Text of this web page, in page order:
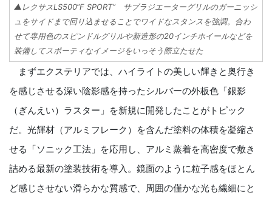
▲レクサスLS500“F SPORT” サブラジエーターグリルのガーニッシ
ュをサイドまで回り込ませることでワイドなスタンスを強調。合わ
せて専用色のスピンドルグリルや新造形の20インチホイールなどを
装備してスポーティなイメージをいっそう際立たせた
まずエクステリアでは、ハイライトの美しい輝きと奥行き
を感じさせる深い陰影感を持ったシルバーの外板色「銀影
（ぎんえい）ラスター」を新規に開発したことがトピック
だ。光輝材（アルミフレーク）を含んだ塗料の体積を凝縮さ
せる「ソニック工法」を応用し、アルミ蒸着を高密度で敷き
詰める最新の塗装技術を導入。鏡面のように粒子感をほとん
ど感じさせない滑らかな質感で、周囲の僅かな光も繊細にと